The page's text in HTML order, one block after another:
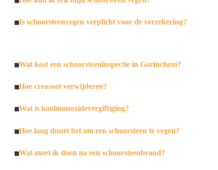
Is schoorsteenvegen verplicht voor de verzekering?
Wat kost een schoorsteeninspectie in Gorinchem?
Hoe creosoot verwijderen?
Wat is koolmonoxidevergiftiging?
Hoe lang duurt het om een schoorsteen te vegen?
Wat moet ik doen na een schoorsteenbrand?